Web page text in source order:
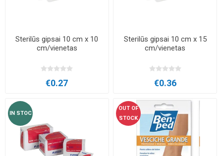
Sterilūs gipsai 10 cm x 10
cm/vienetas
€0.27
Sterilūs gipsai 10 cm x 15
cm/vienetas
€0.36
IN STOC
OUT OF
STOCK